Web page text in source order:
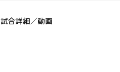
試合詳細／動画